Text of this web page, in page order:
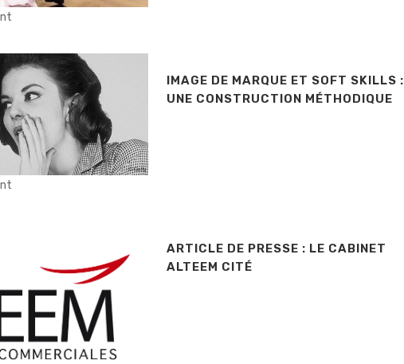
IMAGE DE MARQUE ET SOFT SKILLS :
UNE CONSTRUCTION MÉTHODIQUE
ARTICLE DE PRESSE : LE CABINET
ALTEEM CITÉ